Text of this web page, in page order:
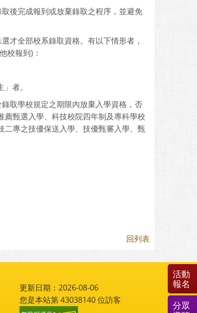
後完成報到或放棄錄取之程序，並避免
才全部校系錄取資格。有以下情形者，
校報到)：
者。
取學校規定之期限內放棄入學資格，否
甄選入學、科技校院四年制及專科學校
專之技優保送入學、技優甄審入學、甄
回列表
更新日期：2026-08-06
您是本站第43038140位訪客
活動
報名
分眾